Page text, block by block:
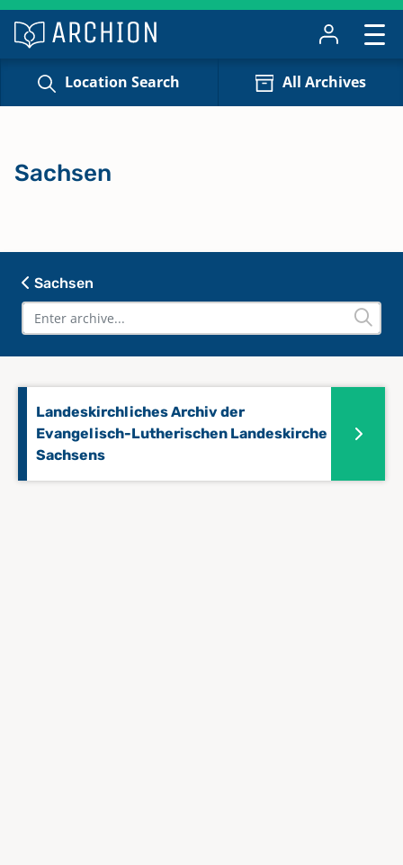
Location Search All Archives
Sachsen
Landeskirchliches Archiv der
Evangelisch-Lutherischen Landeskirche
Sachsens
Sachsen